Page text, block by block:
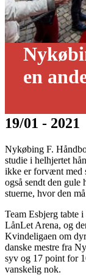
en
19/01 - 2021
Nykøbing F.
studie i helhjertet
ikke er forvænt med
også sendt den
stuerne, hvor den
Team Esbjerg tabte
LånLet Arena, og
Kvindeligaen om
danske mestre fra
syv og 17 point for
vanskelig nok.